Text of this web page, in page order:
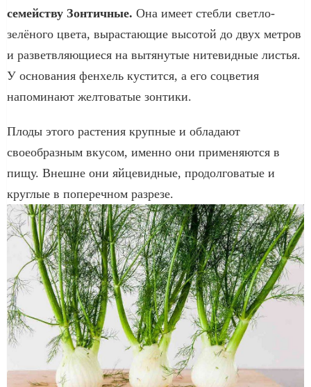
семейству Зонтичные. Она имеет стебли светло-
зелёного цвета, вырастающие высотой до двух метров
и разветвляющиеся на вытянутые нитевидные листья.
У основания фенхель кустится, а его соцветия
напоминают желтоватые зонтики.
Плоды этого растения крупные и обладают
своеобразным вкусом, именно они применяются в
пищу. Внешне они яйцевидные, продолговатые и
круглые в поперечном разрезе.